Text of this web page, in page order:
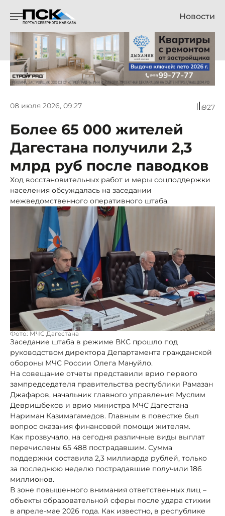
Новости
08 июля 2026, 09:27 927
Более 65 000 жителей
Дагестана получили 2,3
млрд руб после паводков
Ход восстановительных работ и меры соцподдержки
населения обсуждалась на заседании
межведомственного оперативного штаба.
Фото: МЧС Дагестана
Заседание штаба в режиме ВКС прошло под
руководством директора Департамента гражданской
обороны МЧС России Олега Мануйло.
На совещание отчеты представили врио первого
зампредседателя правительства республики Рамазан
Джафаров, начальник главного управления Муслим
Девришбеков и врио министра МЧС Дагестана
Нариман Казимагамедов. Главным в повестке был
вопрос оказания финансовой помощи жителям.
Как прозвучало, на сегодня различные виды выплат
перечислены 65 488 пострадавшим. Сумма
поддержки составила 2,3 миллиарда рублей, только
за последнюю неделю пострадавшие получили 186
миллионов.
В зоне повышенного внимания ответственных лиц –
объекты образовательной сферы после удара стихии
в апреле-мае 2026 года. Как известно, в республике